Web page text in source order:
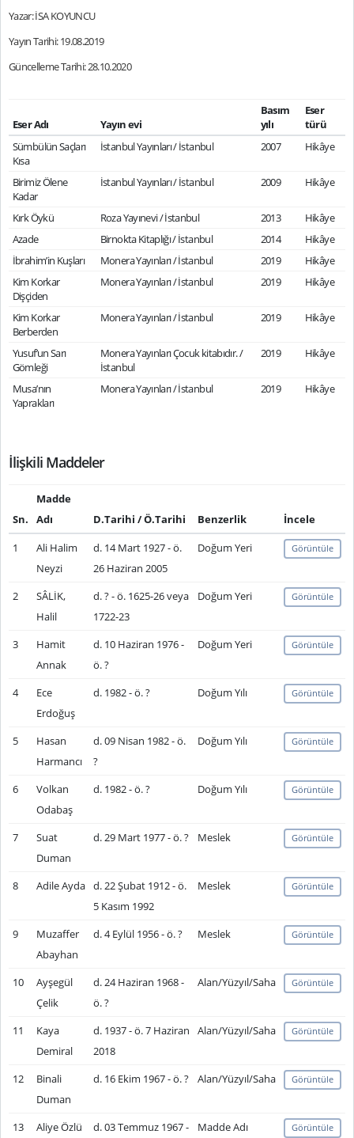
Yazar: İSA KOYUNCU
Yayın Tarihi: 19.08.2019
Güncelleme Tarihi: 28.10.2020
Eser Adı Yayın evi
Basım
yılı
Eser
türü
Sümbülün Saçları
Kısa
İstanbul Yayınları / İstanbul 2007 Hikâye
Birimiz Ölene
Kadar
İstanbul Yayınları / İstanbul 2009 Hikâye
Kırk Öykü Roza Yayınevi / İstanbul 2013
Hikâye
Azade
Birnokta Kitaplığı / İstanbul 2014
Hikâye
İbrahim’in Kuşları
Monera Yayınları / İstanbul 2019
Hikâye
Kim Korkar
Dişçiden
Monera Yayınları / İstanbul 2019 Hikâye
Kim Korkar
Berberden
Monera Yayınları / İstanbul 2019 Hikâye
Yusuf’un Sarı
Gömleği
Monera Yayınları Çocuk kitabıdır. /
İstanbul
2019 Hikâye
Musa’nın
Yaprakları
Monera Yayınları / İstanbul 2019 Hikâye
İlişkili Maddeler
Sn.
Madde
Adı
D.Tarihi / Ö.Tarihi Benzerlik
İncele
1
Ali Halim
Neyzi
d. 14 Mart 1927 - ö.
26 Haziran 2005
Doğum Yeri Görüntüle
2
SÂLİK,
Halil
d. ? - ö. 1625-26 veya
1722-23
Doğum Yeri Görüntüle
3
Hamit
Annak
d. 10 Haziran 1976 -
ö. ?
Doğum Yeri Görüntüle
4
Ece
Erdoğuş
d. 1982 - ö. ? Doğum Yılı Görüntüle
5
Hasan
Harmancı
d. 09 Nisan 1982 - ö.
?
Doğum Yılı Görüntüle
6
Volkan
Odabaş
d. 1982 - ö. ? Doğum Yılı Görüntüle
7
Suat
Duman
d. 29 Mart 1977 - ö. ? Meslek Görüntüle
8 Adile Ayda d. 22 Şubat 1912 - ö.
5 Kasım 1992
Meslek Görüntüle
9
Muzaffer
Abayhan
d. 4 Eylül 1956 - ö. ? Meslek Görüntüle
10
Ayşegül
Çelik
d. 24 Haziran 1968 -
ö. ?
Alan/Yüzyıl/Saha Görüntüle
11
Kaya
Demiral
d. 1937 - ö. 7 Haziran
2018
Alan/Yüzyıl/Saha Görüntüle
12
Binali
Duman
d. 16 Ekim 1967 - ö. ? Alan/Yüzyıl/Saha Görüntüle
13 Aliye Özlü d. 03 Temmuz 1967 - Madde Adı Görüntüle